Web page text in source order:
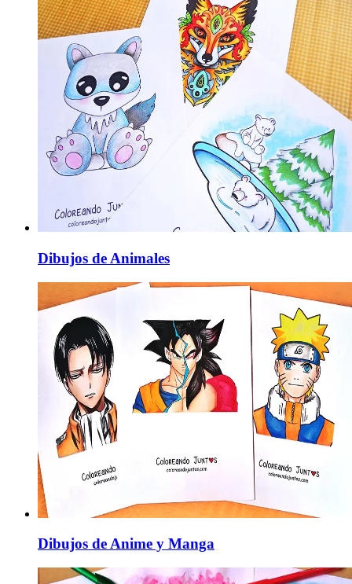
Dibujos de Animales
Dibujos de Anime y Manga